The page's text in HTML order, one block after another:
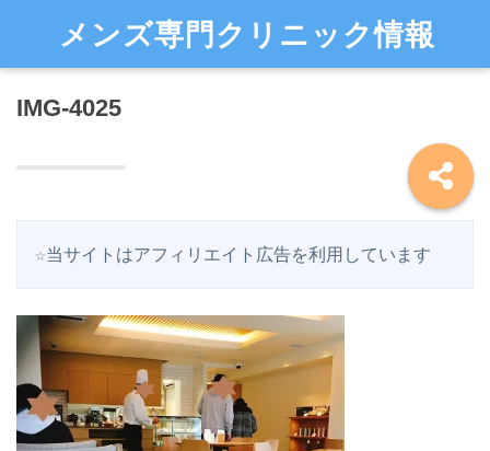
メンズ専門クリニック情報
IMG-4025
☆当サイトはアフィリエイト広告を利用しています